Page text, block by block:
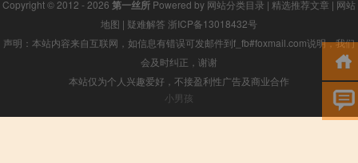
Copyright © 2012 - 2026 第一丝所 Powered by 网站分类目录 | 精选推荐文章 | 网站
地图 | 疑难解答 浙ICP备13018432号
声明：本站内容来自互联网，如信息有错误可发邮件到f_fb#foxmail.com说明，我们
会及时纠正，谢谢
本站仅为个人兴趣爱好，不接盈利性广告及商业合作
小男孩